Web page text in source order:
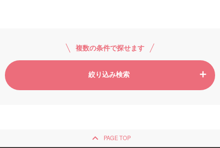
複数の条件で探せます
絞り込み検索
keyboard_arrow_up PAGE TOP